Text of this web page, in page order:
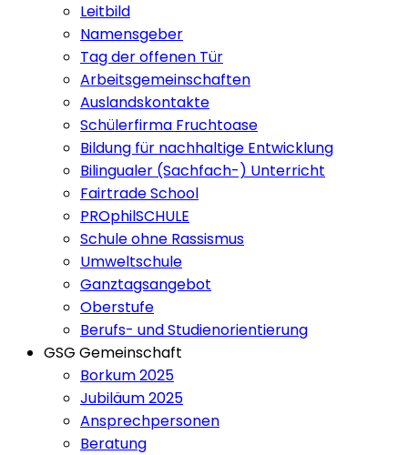
Leitbild
Namensgeber
Tag der offenen Tür
Arbeitsgemeinschaften
Auslandskontakte
Schülerfirma Fruchtoase
Bildung für nachhaltige Entwicklung
Bilingualer (Sachfach-) Unterricht
Fairtrade School
PROphilSCHULE
Schule ohne Rassismus
Umweltschule
Ganztagsangebot
Oberstufe
Berufs- und Studienorientierung
GSG Gemeinschaft
Borkum 2025
Jubiläum 2025
Ansprechpersonen
Beratung